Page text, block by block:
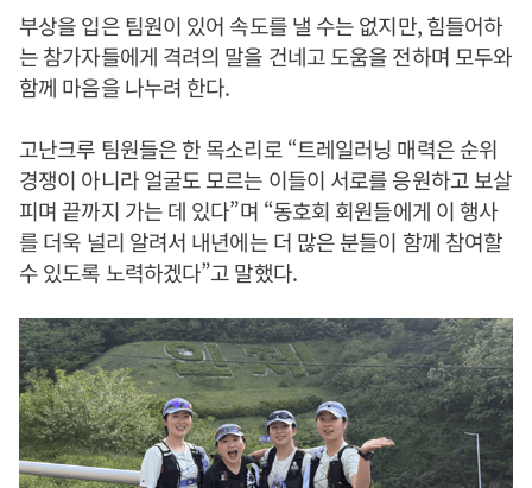
부상을 입은 팀원이 있어 속도를 낼 수는 없지만, 힘들어하
는 참가자들에게 격려의 말을 건네고 도움을 전하며 모두와
함께 마음을 나누려 한다.
고난크루 팀원들은 한 목소리로 “트레일러닝 매력은 순위
경쟁이 아니라 얼굴도 모르는 이들이 서로를 응원하고 보살
피며 끝까지 가는 데 있다”며 “동호회 회원들에게 이 행사
를 더욱 널리 알려서 내년에는 더 많은 분들이 함께 참여할
수 있도록 노력하겠다”고 말했다.